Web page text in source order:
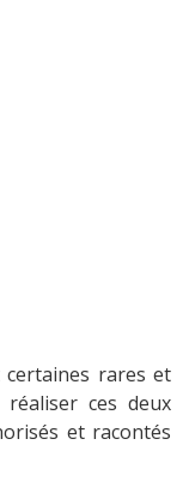
certaines rares et
ces deux
et racontés